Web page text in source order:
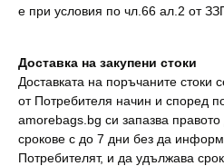
е при условия по чл.66 ал.2 от
Доставка на закупени стоки
Доставката на поръчаните стоки
от Потребителя начин и според
amorebags.bg си запазва
срокове с до 7 дни без да
Потребителят, и да удължава